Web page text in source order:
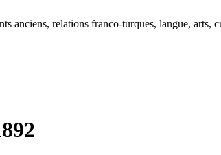
anciens, relations franco-turques, langue, arts,